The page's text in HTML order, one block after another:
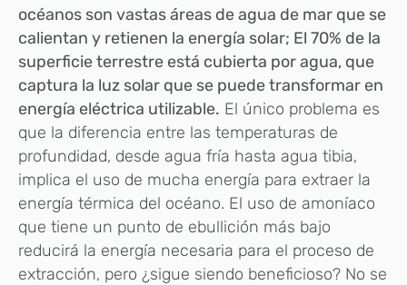
océanos son vastas áreas de agua de mar que se
calientan y retienen la energía solar; El 70% de la
superficie terrestre está cubierta por agua, que
captura la luz solar que se puede transformar en
energía eléctrica utilizable. El único problema es
que la diferencia entre las temperaturas de
profundidad, desde agua fría hasta agua tibia,
implica el uso de mucha energía para extraer la
energía térmica del océano. El uso de amoníaco
que tiene un punto de ebullición más bajo
reducirá la energía necesaria para el proceso de
extracción, pero ¿sigue siendo beneficioso? No se